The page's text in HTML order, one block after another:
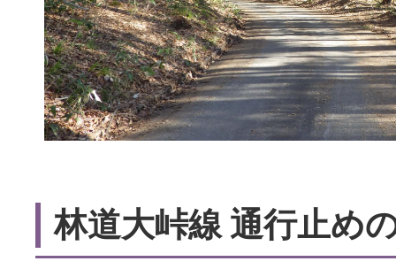
林道大峠線 通行止め